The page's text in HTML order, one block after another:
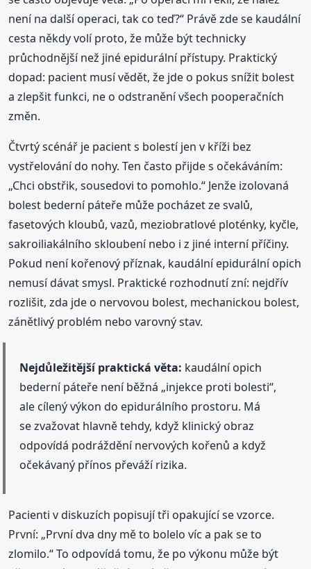
není na další operaci, tak co teď?“ Právě zde se kaudální
cesta někdy volí proto, že může být technicky
průchodnější než jiné epidurální přístupy. Praktický
dopad: pacient musí vědět, že jde o pokus snížit bolest
a zlepšit funkci, ne o odstranění všech pooperačních
změn.
Čtvrtý scénář je pacient s bolestí jen v kříži bez
vystřelování do nohy. Ten často přijde s očekáváním:
„Chci obstřik, sousedovi to pomohlo.“ Jenže izolovaná
bolest bederní páteře může pocházet ze svalů,
fasetových kloubů, vazů, meziobratlové ploténky, kyčle,
sakroiliakálního skloubení nebo i z jiné interní příčiny.
Pokud není kořenový příznak, kaudální epidurální opich
nemusí dávat smysl. Praktické rozhodnutí zní: nejdřív
rozlišit, zda jde o nervovou bolest, mechanickou bolest,
zánětlivý problém nebo varovný stav.
Nejdůležitější praktická věta: kaudální opich
bederní páteře není běžná „injekce proti bolesti“,
ale cílený výkon do epidurálního prostoru. Má
se zvažovat hlavně tehdy, když klinický obraz
odpovídá podráždění nervových kořenů a když
očekávaný přínos převáží rizika.
Pacienti v diskuzích popisují tři opakující se vzorce.
První: „První dva dny mě to bolelo víc a pak se to
zlomilo.“ To odpovídá tomu, že po výkonu může být